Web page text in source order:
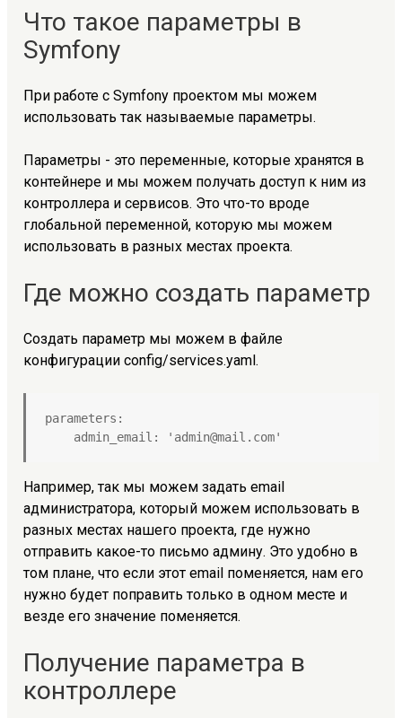
Что такое параметры в
Symfony
При работе с Symfony проектом мы можем
использовать так называемые параметры.
Параметры - это переменные, которые хранятся в
контейнере и мы можем получать доступ к ним из
контроллера и сервисов. Это что-то вроде
глобальной переменной, которую мы можем
использовать в разных местах проекта.
Где можно создать параметр
Создать параметр мы можем в файле
конфигурации config/services.yaml.
parameters:
admin_email: 'admin@mail.com'
Например, так мы можем задать email
администратора, который можем использовать в
разных местах нашего проекта, где нужно
отправить какое-то письмо админу. Это удобно в
том плане, что если этот email поменяется, нам его
нужно будет поправить только в одном месте и
везде его значение поменяется.
Получение параметра в
контроллере